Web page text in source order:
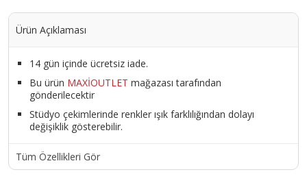
Ürün Açıklaması
14 gün içinde ücretsiz iade.
Bu ürün MAXİOUTLET mağazası tarafından
gönderilecektir
Stüdyo çekimlerinde renkler ışık farklılığından dolayı
değişiklik gösterebilir.
Tüm Özellikleri Gör